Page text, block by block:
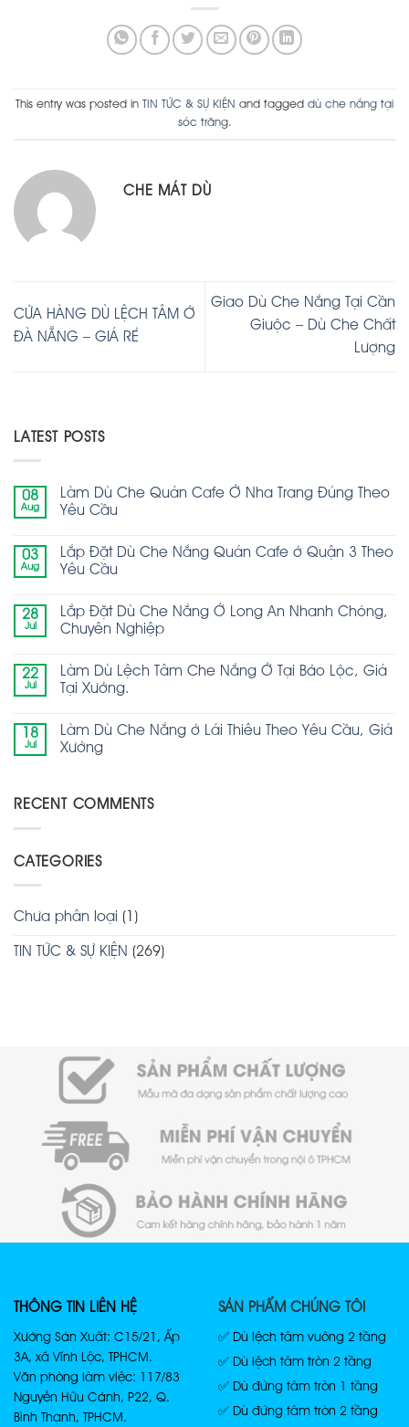
This entry was posted in TIN TỨC & SỰ KIỆN and tagged dù che nắng tại
sóc trăng.
CHE MÁT DÙ
CỬA HÀNG DÙ LỆCH TÂM Ở
ĐÀ NẴNG – GIÁ RẺ
Giao Dù Che Nắng Tại Cần
Giuộc – Dù Che Chất
Lượng
LATEST POSTS
08
Aug
Làm Dù Che Quán Cafe Ở Nha Trang Đúng Theo
Yêu Cầu
03
Aug
Lắp Đặt Dù Che Nắng Quán Cafe ở Quận 3 Theo
Yêu Cầu
28
Jul
Lắp Đặt Dù Che Nắng Ở Long An Nhanh Chóng,
Chuyên Nghiệp
22
Jul
Làm Dù Lệch Tâm Che Nắng Ở Tại Bảo Lộc, Giá
Tại Xưởng.
18
Jul
Làm Dù Che Nắng ở Lái Thiêu Theo Yêu Cầu, Giá
Xưởng
RECENT COMMENTS
CATEGORIES
Chưa phân loại (1)
TIN TỨC & SỰ KIỆN (269)
THÔNG TIN LIÊN HỆ
Xưởng Sản Xuất: C15/21, Ấp
3A, xã Vĩnh Lộc, TPHCM.
Văn phòng làm việc: 117/83
Nguyễn Hữu Cảnh, P22, Q.
Bình Thạnh, TPHCM.
SẢN PHẨM CHÚNG TÔI
✅ Dù lệch tâm vuông 2 tầng
✅ Dù lệch tâm tròn 2 tầng
✅ Dù đứng tâm tròn 1 tầng
✅ Dù đứng tâm tròn 2 tầng